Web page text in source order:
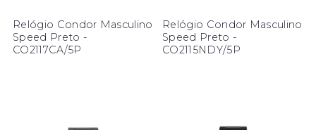
Relógio Condor Masculino
Speed Preto -
CO2117CA/5P
Relógio Condor Masculino
Speed Preto -
CO2115NDY/5P